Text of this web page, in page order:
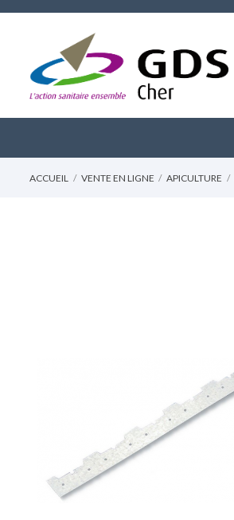
ACCUEIL VENTE EN LIGNE APICULTURE